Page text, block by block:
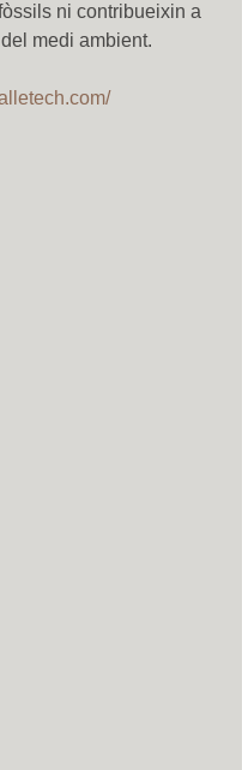
ni contribueixin a
medi ambient.